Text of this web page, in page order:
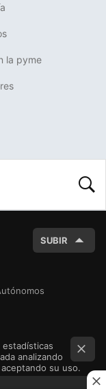
la pyme
SUBIR
analizando
su uso.